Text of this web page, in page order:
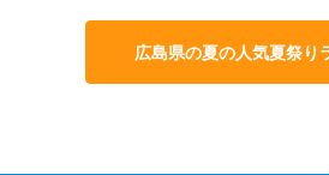
広島県の夏の人気夏祭り